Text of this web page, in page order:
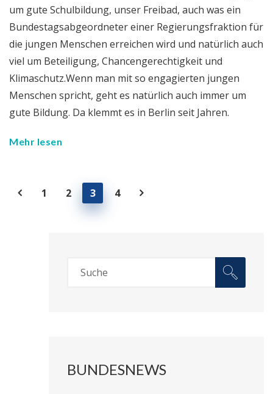
um gute Schulbildung, unser Freibad, auch was ein
Bundestagsabgeordneter einer Regierungsfraktion für
die jungen Menschen erreichen wird und natürlich auch
viel um Beteiligung, Chancengerechtigkeit und
Klimaschutz.Wenn man mit so engagierten jungen
Menschen spricht, geht es natürlich auch immer um
gute Bildung. Da klemmt es in Berlin seit Jahren.
Mehr lesen
1 2 3 4
BUNDESNEWS